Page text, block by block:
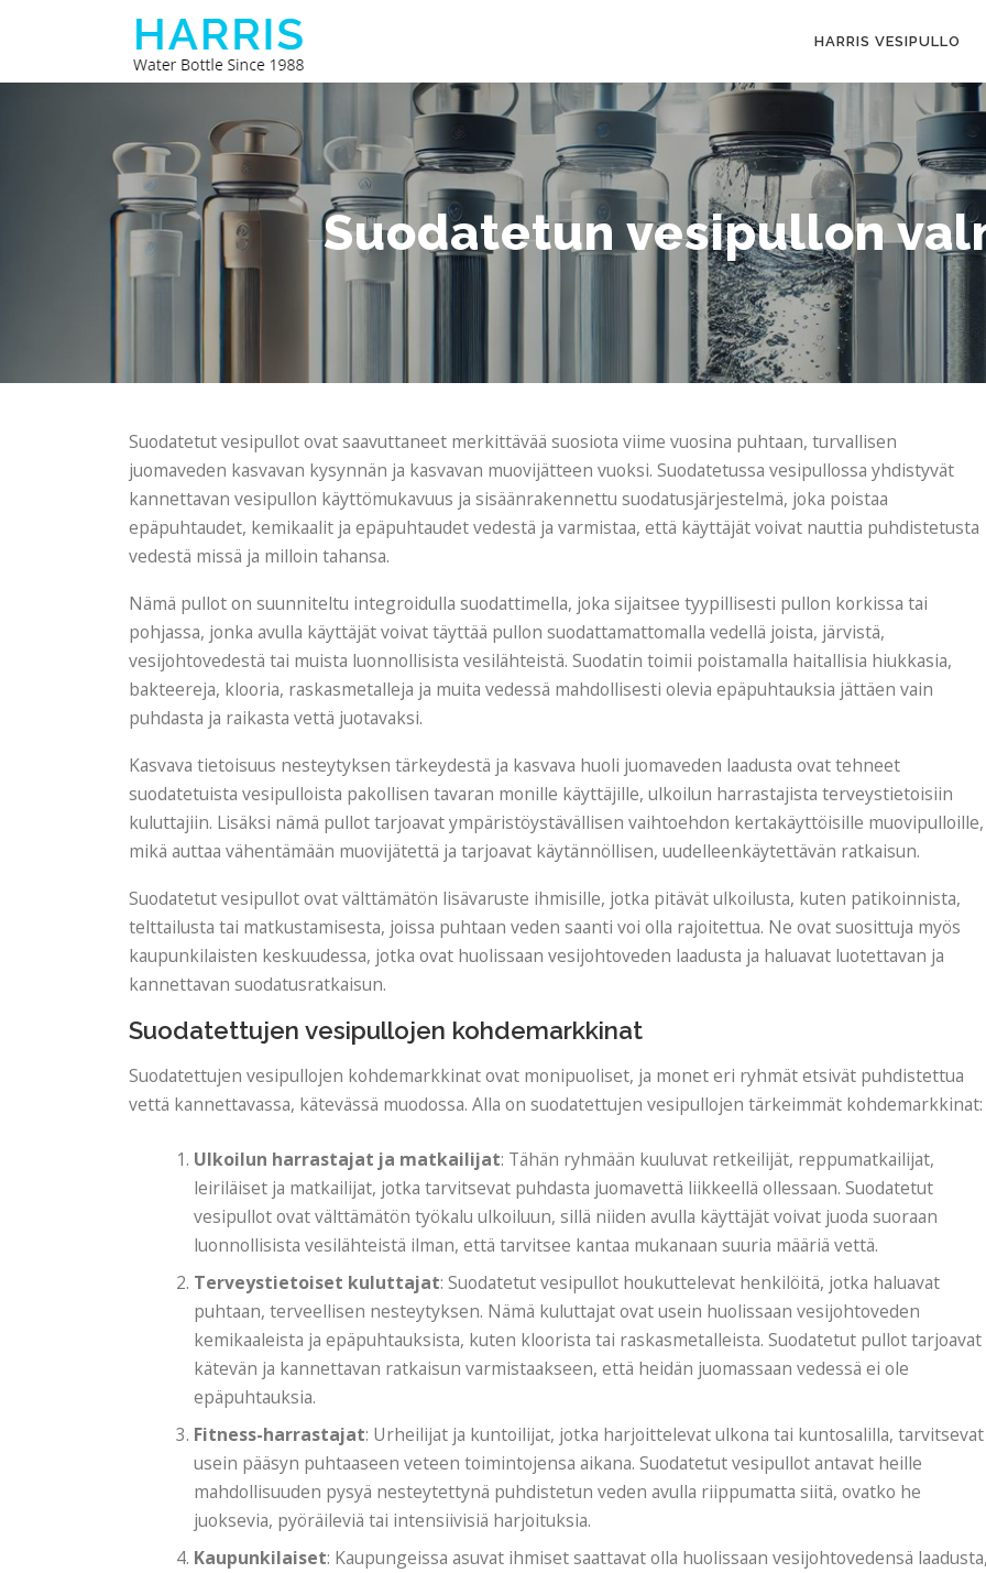
HARRIS VESIPULLO
Suodatetun vesipullon
Suodatetut vesipullot ovat saavuttaneet merkittävää suosiota viime vuosina puhtaan, turvallisen
juomaveden kasvavan kysynnän ja kasvavan muovijätteen vuoksi. Suodatetussa vesipullossa yhdistyvät
kannettavan vesipullon käyttömukavuus ja sisäänrakennettu suodatusjärjestelmä, joka poistaa
epäpuhtaudet, kemikaalit ja epäpuhtaudet vedestä ja varmistaa, että käyttäjät voivat nauttia puhdistetusta
vedestä missä ja milloin tahansa.
Nämä pullot on suunniteltu integroidulla suodattimella, joka sijaitsee tyypillisesti pullon korkissa tai
pohjassa, jonka avulla käyttäjät voivat täyttää pullon suodattamattomalla vedellä joista, järvistä,
vesijohtovedestä tai muista luonnollisista vesilähteistä. Suodatin toimii poistamalla haitallisia hiukkasia,
bakteereja, klooria, raskasmetalleja ja muita vedessä mahdollisesti olevia epäpuhtauksia jättäen vain
puhdasta ja raikasta vettä juotavaksi.
Kasvava tietoisuus nesteytyksen tärkeydestä ja kasvava huoli juomaveden laadusta ovat tehneet
suodatetuista vesipulloista pakollisen tavaran monille käyttäjille, ulkoilun harrastajista terveystietoisiin
kuluttajiin. Lisäksi nämä pullot tarjoavat ympäristöystävällisen vaihtoehdon kertakäyttöisille muovipulloille,
mikä auttaa vähentämään muovijätettä ja tarjoavat käytännöllisen, uudelleenkäytettävän ratkaisun.
Suodatetut vesipullot ovat välttämätön lisävaruste ihmisille, jotka pitävät ulkoilusta, kuten patikoinnista,
telttailusta tai matkustamisesta, joissa puhtaan veden saanti voi olla rajoitettua. Ne ovat suosittuja myös
kaupunkilaisten keskuudessa, jotka ovat huolissaan vesijohtoveden laadusta ja haluavat luotettavan ja
kannettavan suodatusratkaisun.
Suodatettujen vesipullojen kohdemarkkinat
Suodatettujen vesipullojen kohdemarkkinat ovat monipuoliset, ja monet eri ryhmät etsivät puhdistettua
vettä kannettavassa, kätevässä muodossa. Alla on suodatettujen vesipullojen tärkeimmät kohdemarkkinat:
Ulkoilun harrastajat ja matkailijat: Tähän ryhmään kuuluvat retkeilijät, reppumatkailijat,
leiriläiset ja matkailijat, jotka tarvitsevat puhdasta juomavettä liikkeellä ollessaan. Suodatetut
vesipullot ovat välttämätön työkalu ulkoiluun, sillä niiden avulla käyttäjät voivat juoda suoraan
luonnollisista vesilähteistä ilman, että tarvitsee kantaa mukanaan suuria määriä vettä.
Terveystietoiset kuluttajat: Suodatetut vesipullot houkuttelevat henkilöitä, jotka haluavat
puhtaan, terveellisen nesteytyksen. Nämä kuluttajat ovat usein huolissaan vesijohtoveden
kemikaaleista ja epäpuhtauksista, kuten kloorista tai raskasmetalleista. Suodatetut pullot tarjoavat
kätevän ja kannettavan ratkaisun varmistaakseen, että heidän juomassaan vedessä ei ole
epäpuhtauksia.
Fitness-harrastajat: Urheilijat ja kuntoilijat, jotka harjoittelevat ulkona tai kuntosalilla, tarvitsevat
usein pääsyn puhtaaseen veteen toimintojensa aikana. Suodatetut vesipullot antavat heille
mahdollisuuden pysyä nesteytettynä puhdistetun veden avulla riippumatta siitä, ovatko he
juoksevia, pyöräileviä tai intensiivisiä harjoituksia.
Kaupunkilaiset: Kaupungeissa asuvat ihmiset saattavat olla huolissaan vesijohtovedensä laadusta,